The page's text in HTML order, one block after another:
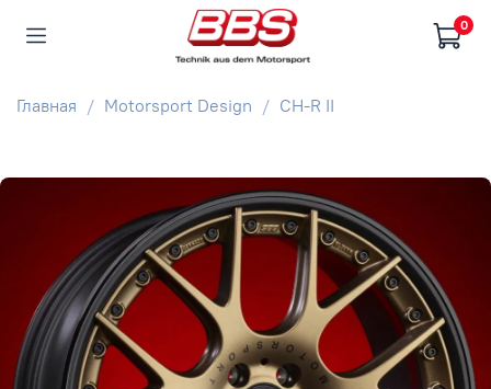
0
Главная Motorsport Design CH-R II